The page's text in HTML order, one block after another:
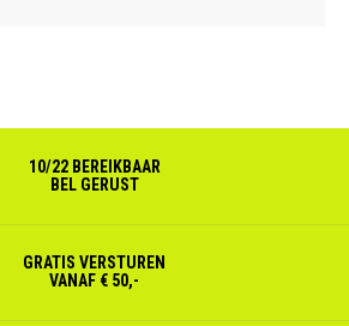
10/22 BEREIKBAAR
BEL GERUST
GRATIS VERSTUREN
VANAF € 50,-